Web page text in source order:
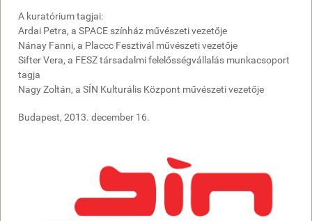
A kuratórium tagjai:
Ardai Petra, a SPACE színház művészeti vezetője
Nánay Fanni, a Placcc Fesztivál művészeti vezetője
Sifter Vera, a FESZ társadalmi felelősségvállalás munkacsoport
tagja
Nagy Zoltán, a SÍN Kulturális Központ művészeti vezetője
Budapest, 2013. december 16.